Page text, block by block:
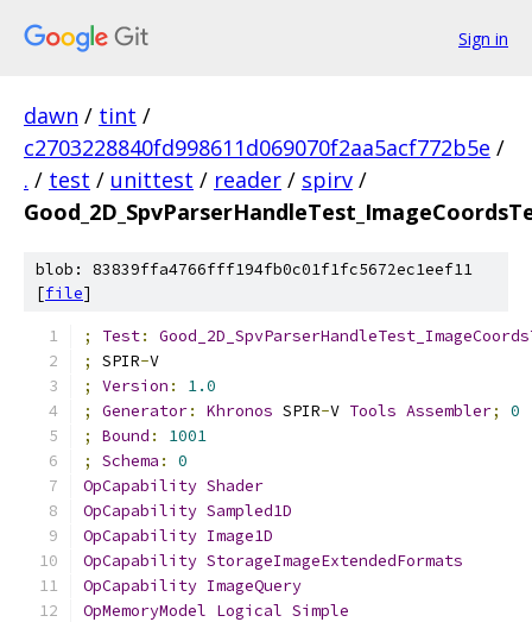
Sign in
dawn / tint /
c2703228840fd998611d069070f2aa5acf772b5e /
. / test / unittest / reader / spirv /
blob: 83839ffa4766fff194fb0c01f1fc5672ec1eef11
[file]
; Test:
;
SPIR-V
;
Version :
1.0
;
Generator: Khronos SPIR-V Tools Assembler;
0
;
Bound :
1001
;
Schema :
0
OpCapability Shader
OpCapability Sampled1D
OpCapability Image1D
OpCapability StorageImageExtendedFormats
OpCapability ImageQuery
OpMemoryModel Logical Simple